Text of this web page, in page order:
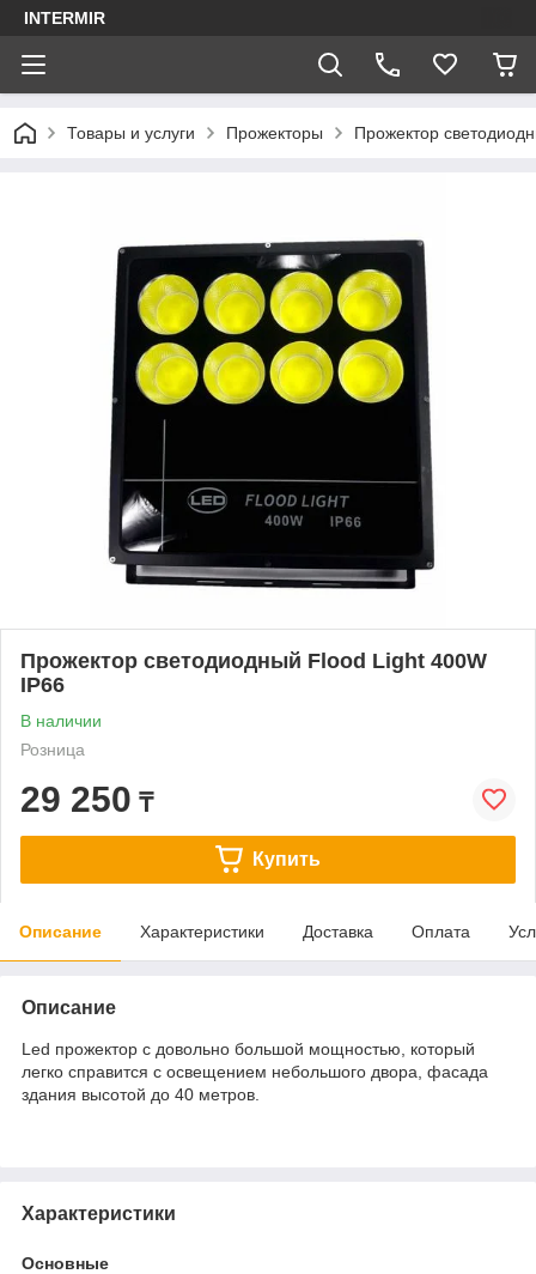
INTERMIR
Товары и услуги Прожекторы Прожектор
Прожектор светодиодный Flood Light 400W
IP66
В наличии
Розница
29 250 ₸
Купить
Описание Характеристики Доставка Оплата
Описание
Led прожектор с довольно большой мощностью, который
легко справится с освещением небольшого двора, фасада
здания высотой до 40 метров.
Характеристики
Основные